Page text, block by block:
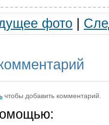
фото
чтобы добавить комментарий.